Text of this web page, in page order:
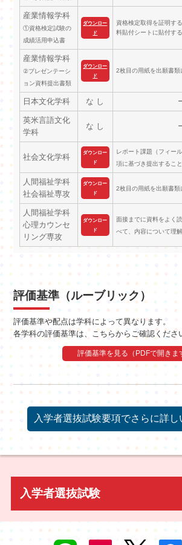
産業情報学科
①資格検定試験の
成績活用申込書
ダウンロー
ド
資格検定取得を証明す
料貼付シートに貼付する
産業情報学科
②プレゼンテーシ
ョン資料提出書類
ダウンロー
ド
2枚目の用紙を出願書類
日本文化学科 な し
英米言語文化
学科
な し
社会文化学科
ダウンロー
ド
レポート課題（フィー
項に基づき提出すること
人間福祉学科
社会福祉専攻
ダウンロー
ド
2枚目の用紙を出願書類
人間福祉学科
心理カウンセ
リング専攻
ダウンロー
ド
面接までに資料をよく
べて、内容について理
評価基準（ルーブリック）
評価基準や配点は学科によって異なります。
各学科の評価基準は、こちらからご確認くださ
評価基準を見る（PDFで開きま
入学者選抜試験要項でさらに詳し
入学者選抜試験